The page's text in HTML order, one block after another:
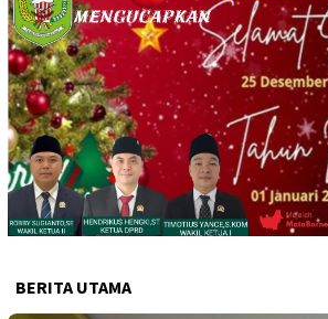
BERITA UTAMA